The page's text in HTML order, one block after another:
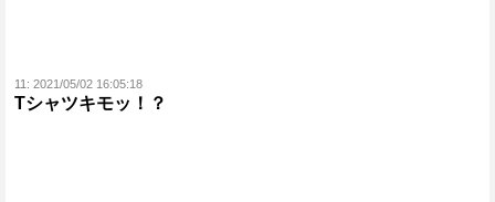
11: 2021/05/02 16:05:18
Tシャツキモッ！？